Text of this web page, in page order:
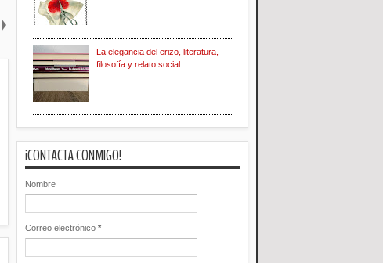
La elegancia del erizo, literatura,
filosofía y relato social
¡CONTACTA CONMIGO!
Nombre
Correo electrónico *